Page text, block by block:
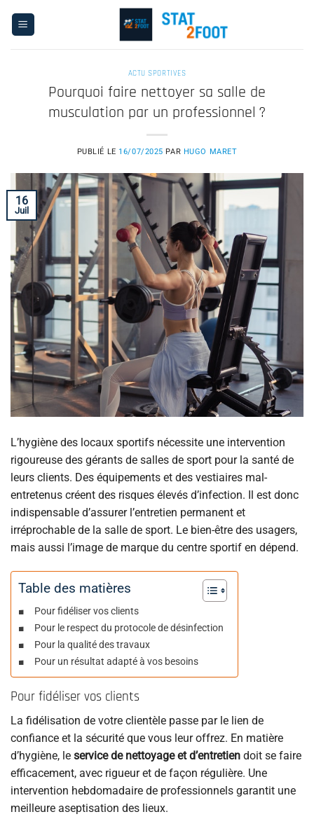
ACTU SPORTIVES
Pourquoi faire nettoyer sa salle de
musculation par un professionnel ?
PUBLIÉ LE 16/07/2025 PAR HUGO MARET
16
Juil
L’hygiène des locaux sportifs nécessite une intervention
rigoureuse des gérants de salles de sport pour la santé de
leurs clients. Des équipements et des vestiaires mal-
entretenus créent des risques élevés d’infection. Il est donc
indispensable d’assurer l’entretien permanent et
irréprochable de la salle de sport. Le bien-être des usagers,
mais aussi l’image de marque du centre sportif en dépend.
Table des matières
Pour fidéliser vos clients
Pour le respect du protocole de désinfection
Pour la qualité des travaux
Pour un résultat adapté à vos besoins
Pour fidéliser vos clients
La fidélisation de votre clientèle passe par le lien de
confiance et la sécurité que vous leur offrez. En matière
d’hygiène, le service de nettoyage et d’entretien doit se faire
efficacement, avec rigueur et de façon régulière. Une
intervention hebdomadaire de professionnels garantit une
meilleure aseptisation des lieux.